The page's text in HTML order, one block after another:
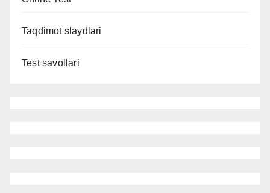
Taqdimot slaydlari
Test savollari